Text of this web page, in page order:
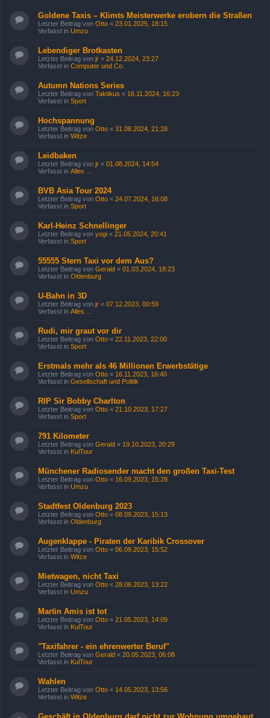
Goldene Taxis – Klimts Meisterwerke erobern die Straßen
Letzter Beitrag von Otto « 23.01.2025, 18:15
Verfasst in Umzu
Lebendiger Brotkasten
Letzter Beitrag von jr « 24.12.2024, 23:27
Verfasst in Computer und Co.
Autumn Nations Series
Letzter Beitrag von Taktikus « 16.11.2024, 16:23
Verfasst in Sport
Hochspannung
Letzter Beitrag von Otto « 31.08.2024, 21:28
Verfasst in Witze
Leidbaken
Letzter Beitrag von jr « 01.08.2024, 14:54
Verfasst in Alles ...
BVB Asia Tour 2024
Letzter Beitrag von Otto « 24.07.2024, 16:08
Verfasst in Sport
Karl-Heinz Schnellinger
Letzter Beitrag von yogi « 21.05.2024, 20:41
Verfasst in Sport
55555 Stern Taxi vor dem Aus?
Letzter Beitrag von Gerald « 01.03.2024, 18:23
Verfasst in Oldenburg
U-Bahn in 3D
Letzter Beitrag von jr « 07.12.2023, 00:59
Verfasst in Alles ...
Rudi, mir graut vor dir
Letzter Beitrag von Otto « 22.11.2023, 22:00
Verfasst in Sport
Erstmals mehr als 46 Millionen Erwerbstätige
Letzter Beitrag von Otto « 16.11.2023, 16:40
Verfasst in Gesellschaft und Politik
RIP Sir Bobby Charlton
Letzter Beitrag von Otto « 21.10.2023, 17:27
Verfasst in Sport
791 Kilometer
Letzter Beitrag von Gerald « 19.10.2023, 20:29
Verfasst in KulTour
Münchener Radiosender macht den großen Taxi-Test
Letzter Beitrag von Otto « 16.09.2023, 15:28
Verfasst in Umzu
Stadtfest Oldenburg 2023
Letzter Beitrag von Otto « 08.09.2023, 15:13
Verfasst in Oldenburg
Augenklappe - Piraten der Karibik Crossover
Letzter Beitrag von Otto « 06.09.2023, 15:52
Verfasst in Witze
Mietwagen, nicht Taxi
Letzter Beitrag von Otto « 28.06.2023, 13:22
Verfasst in Umzu
Martin Amis ist tot
Letzter Beitrag von Otto « 21.05.2023, 14:09
Verfasst in KulTour
"Taxifahrer - ein ehrenwerter Beruf"
Letzter Beitrag von Gerald « 20.05.2023, 06:08
Verfasst in KulTour
Wahlen
Letzter Beitrag von Otto « 14.05.2023, 13:56
Verfasst in Witze